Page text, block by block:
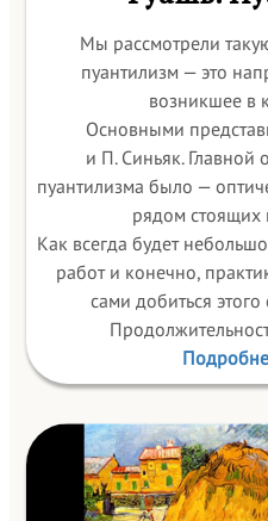
Мы рассмотрели
пуантилизм — это
возникшее в
Основными
и П. Синьяк. Главной
пуантилизма было —
рядом стоящих
Как всегда будет
работ и конечно,
сами добиться